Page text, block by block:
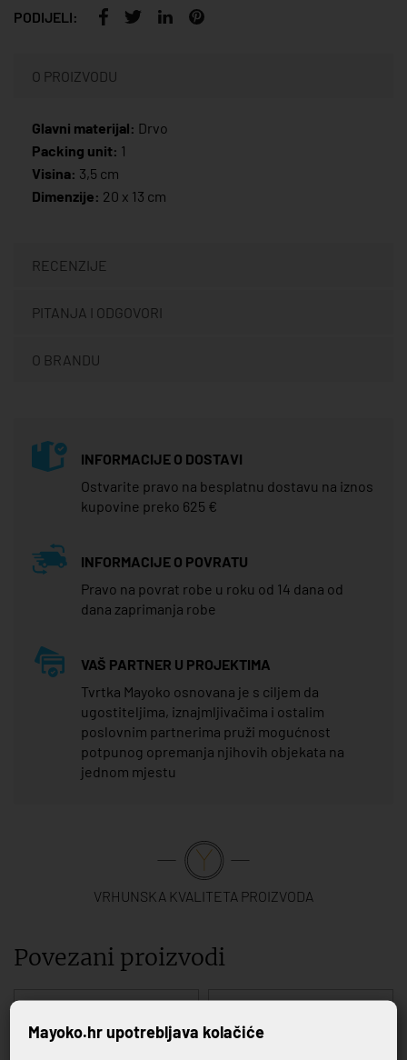
PODIJELI:
O PROIZVODU
Glavni materijal: Drvo
Packing unit: 1
Visina: 3,5 cm
Dimenzije: 20 x 13 cm
RECENZIJE
PITANJA I ODGOVORI
O BRANDU
INFORMACIJE O DOSTAVI
Ostvarite pravo na besplatnu dostavu na iznos
kupovine preko 625 €
INFORMACIJE O POVRATU
Pravo na povrat robe u roku od 14 dana od
dana zaprimanja robe
VAŠ PARTNER U PROJEKTIMA
Tvrtka Mayoko osnovana je s ciljem da
ugostiteljima, iznajmljivačima i ostalim
poslovnim partnerima pruži mogućnost
potpunog opremanja njihovih objekata na
jednom mjestu
VRHUNSKA KVALITETA PROIZVODA
Povezani proizvodi
Mayoko.hr upotrebljava kolačiće